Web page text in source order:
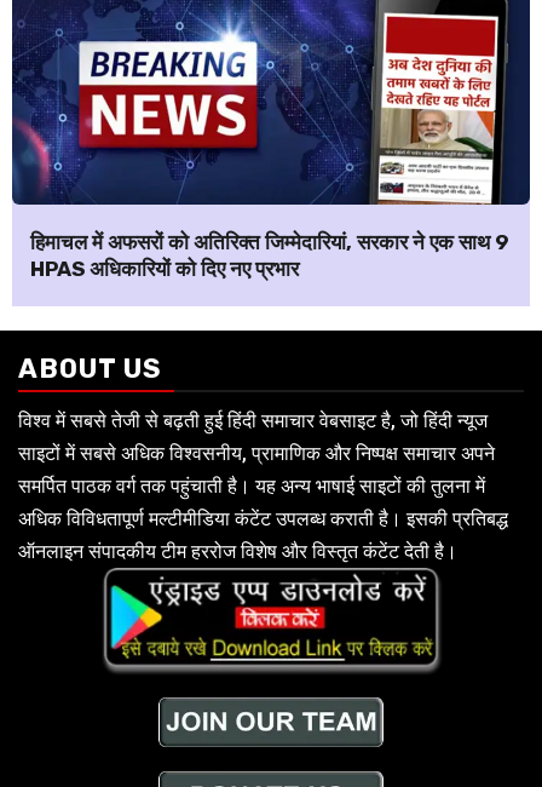
हिमाचल में अफसरों को अतिरिक्त जिम्मेदारियां, सरकार ने एक साथ 9
HPAS अधिकारियों को दिए नए प्रभार
ABOUT US
विश्व में सबसे तेजी से बढ़ती हुई हिंदी समाचार वेबसाइट है, जो हिंदी न्यूज
साइटों में सबसे अधिक विश्वसनीय, प्रामाणिक और निष्पक्ष समाचार अपने
समर्पित पाठक वर्ग तक पहुंचाती है। यह अन्य भाषाई साइटों की तुलना में
अधिक विविधतापूर्ण मल्टीमीडिया कंटेंट उपलब्ध कराती है। इसकी प्रतिबद्ध
ऑनलाइन संपादकीय टीम हररोज विशेष और विस्तृत कंटेंट देती है।